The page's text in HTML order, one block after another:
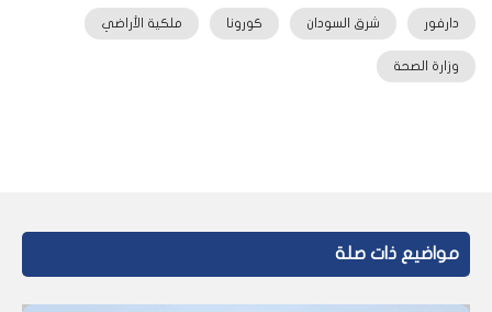
دارفور شرق السودان كورونا ملكية الأراضي
وزارة الصحة
مواضيع ذات صلة